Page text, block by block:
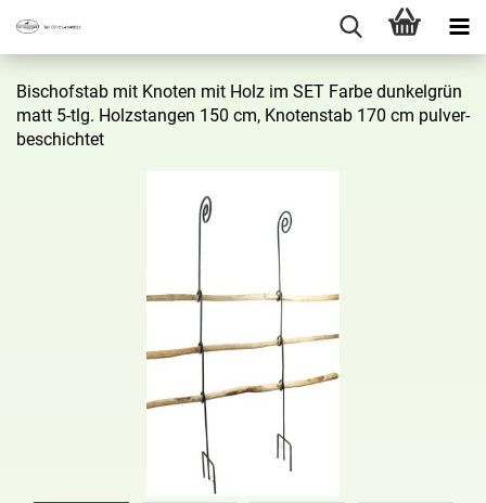
Bi­schof­stab mit Kno­ten mit Holz im SET Farbe dun­kel­grün
matt 5-tlg. Holz­stan­gen 150 cm, Kno­ten­stab 170 cm pul­ver­
be­schich­tet